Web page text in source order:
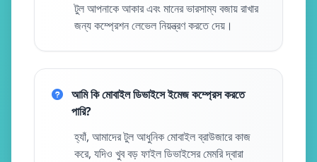
টুল আপনাকে আকার এবং মানের ভারসাম্য বজায় রাখার
জন্য কম্প্রেশন লেভেল নিয়ন্ত্রণ করতে দেয়।
আমি কি মোবাইল ডিভাইসে ইমেজ কম্প্রেস করতে
পারি?
হ্যাঁ, আমাদের টুল আধুনিক মোবাইল ব্রাউজারে কাজ
করে, যদিও খুব বড় ফাইল ডিভাইসের মেমরি দ্বারা